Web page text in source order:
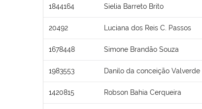
1844164 Sielia Barreto Brito
20492 Luciana dos Reis C. Passos
1678448 Simone Brandão Souza
1983553 Danilo da conceição Valverde
1420815 Robson Bahia Cerqueira